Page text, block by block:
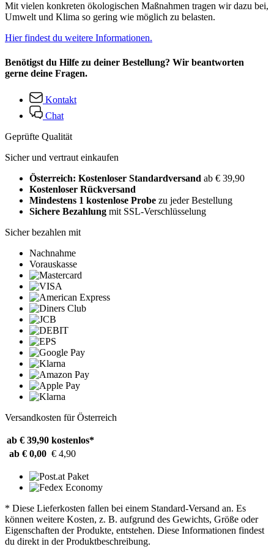
Mit vielen konkreten ökologischen Maßnahmen tragen wir dazu bei,
Umwelt und Klima so gering wie möglich zu belasten.
Hier findest du weitere Informationen.
Benötigst du Hilfe zu deiner Bestellung? Wir beantworten
gerne deine Fragen.
Kontakt
Chat
Geprüfte Qualität
Sicher und vertraut einkaufen
Österreich: Kostenloser Standardversand ab € 39,90
Kostenloser Rückversand
Mindestens 1 kostenlose Probe zu jeder Bestellung
Sichere Bezahlung mit SSL-Verschlüsselung
Sicher bezahlen mit
Nachnahme
Vorauskasse
Versandkosten für Österreich
ab € 39,90 kostenlos*
ab € 0,00 € 4,90
* Diese Lieferkosten fallen bei einem Standard-Versand an. Es
können weitere Kosten, z. B. aufgrund des Gewichts, Größe oder
Eigenschaften der Produkte, entstehen. Diese Informationen findest
du direkt in der Produktbeschreibung.